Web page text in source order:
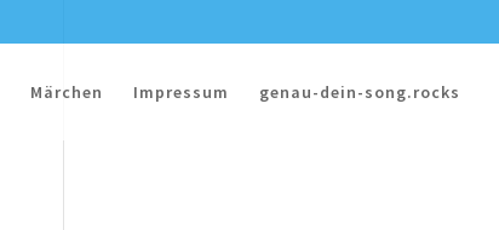
Märchen Impressum genau-dein-song.rocks